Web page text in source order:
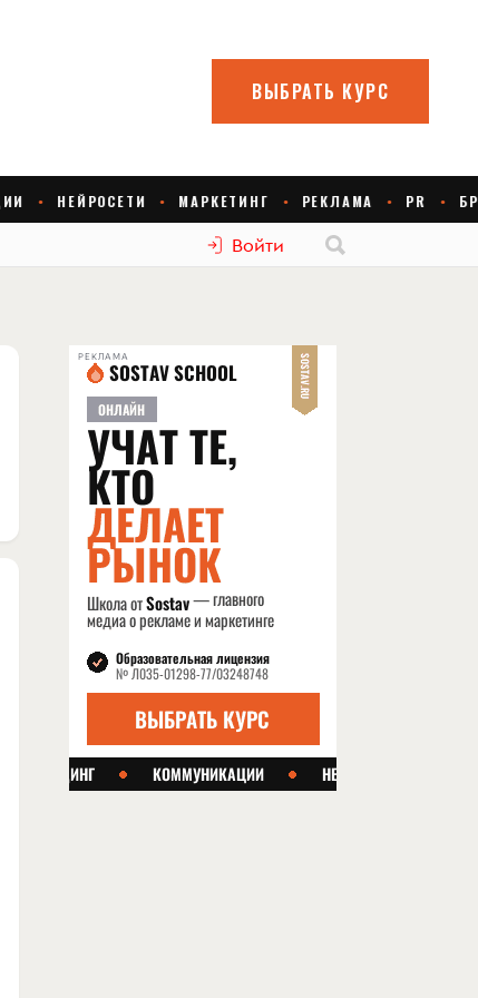
Войти
РЕКЛАМА